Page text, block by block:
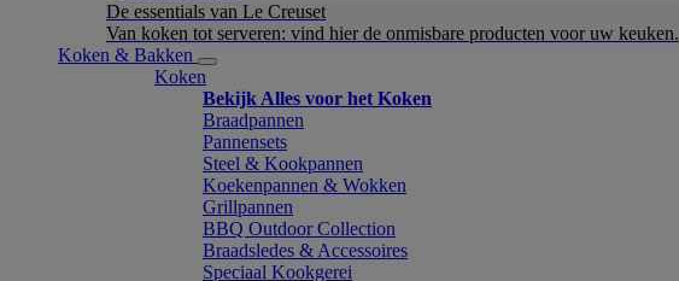
De essentials van Le Creuset
Van koken tot serveren: vind hier de onmisbare producten voor uw keuken.
Koken & Bakken
Koken
Bekijk Alles voor het Koken
Braadpannen
Pannensets
Steel & Kookpannen
Koekenpannen & Wokken
Grillpannen
BBQ Outdoor Collection
Braadsledes & Accessoires
Speciaal Kookgerei